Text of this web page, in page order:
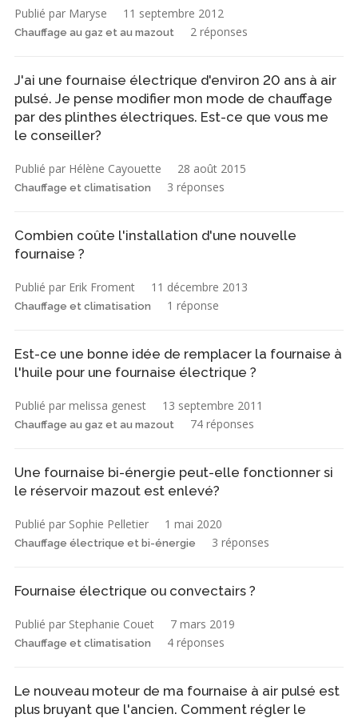
Publié par Maryse 11 septembre 2012
Chauffage au gaz et au mazout 2 réponses
J'ai une fournaise électrique d'environ 20 ans à air
pulsé. Je pense modifier mon mode de chauffage
par des plinthes électriques. Est-ce que vous me
le conseiller?
Publié par Hélène Cayouette 28 août 2015
Chauffage et climatisation 3 réponses
Combien coûte l'installation d'une nouvelle
fournaise ?
Publié par Erik Froment 11 décembre 2013
Chauffage et climatisation 1 réponse
Est-ce une bonne idée de remplacer la fournaise à
l'huile pour une fournaise électrique ?
Publié par melissa genest 13 septembre 2011
Chauffage au gaz et au mazout 74 réponses
Une fournaise bi-énergie peut-elle fonctionner si
le réservoir mazout est enlevé?
Publié par Sophie Pelletier 1 mai 2020
Chauffage électrique et bi-énergie 3 réponses
Fournaise électrique ou convectairs ?
Publié par Stephanie Couet 7 mars 2019
Chauffage et climatisation 4 réponses
Le nouveau moteur de ma fournaise à air pulsé est
plus bruyant que l'ancien. Comment régler le